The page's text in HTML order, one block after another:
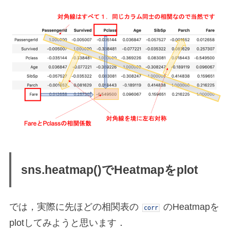
sns.heatmap()でHeatmapをplot
では，実際に先ほどの相関表の corr
のHeatmapを
plotしてみようと思います．